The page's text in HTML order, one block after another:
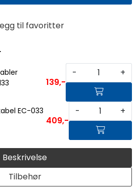
Beskrivelse
Tilbehør
til favoritter
139,-
- +
EC-033
409,-
- +